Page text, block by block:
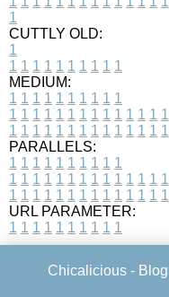
1
CUTTLY OLD:
1
1 1 1 1 1 1 1 1 1 1
MEDIUM:
1 1 1 1 1 1 1 1 1 1
1 1 1 1 1 1 1 1 1 1 1 1 1 1
1 1 1 1 1 1 1 1 1 1 1 1 1 1
PARALLELS:
1 1 1 1 1 1 1 1 1 1
1 1 1 1 1 1 1 1 1 1 1 1 1 1
1 1 1 1 1 1 1 1 1 1 1 1 1 1
URL PARAMETER:
1 1 1 1 1 1 1 1 1 1
Chicalicious - Blog